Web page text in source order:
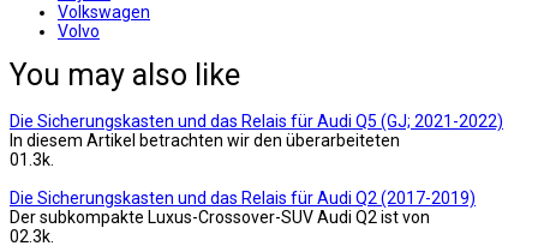
Volkswagen
Volvo
You may also like
Die Sicherungskasten und das Relais für Audi Q5 (GJ; 2021-2022)
In diesem Artikel betrachten wir den überarbeiteten
01.3k.
Die Sicherungskasten und das Relais für Audi Q2 (2017-2019)
Der subkompakte Luxus-Crossover-SUV Audi Q2 ist von
02.3k.